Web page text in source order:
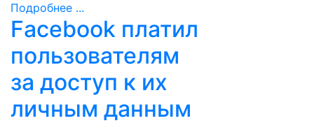
Подробнее ...
Facebook платил
пользователям
за доступ к их
личным данным